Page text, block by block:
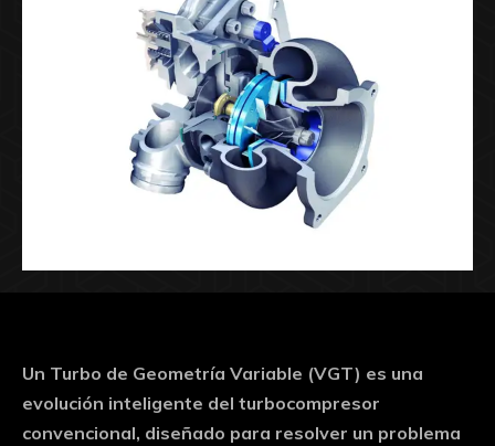
Un Turbo de Geometría Variable (VGT) es una
evolución inteligente del turbocompresor
convencional, diseñado para resolver un problema